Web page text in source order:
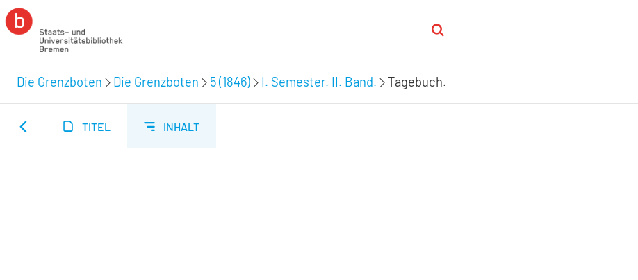
Die Grenzboten Die Grenzboten 5 (1846) I. Semester. II. Band. Tagebuch.
TITEL INHALT